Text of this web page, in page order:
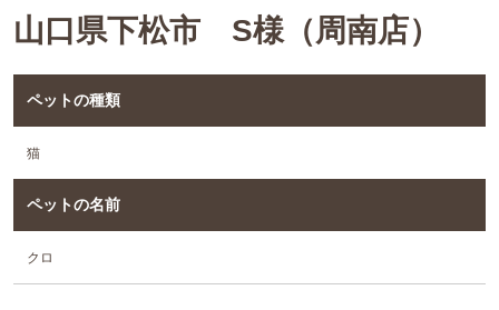
山口県下松市 S様（周南店）
ペットの種類
猫
ペットの名前
クロ